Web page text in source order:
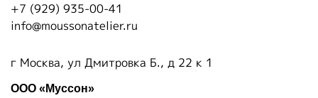
+7 (929) 935-00-41
info@moussonatelier.ru
г Москва, ул Дмитровка Б., д 22 к 1
ООО «Муссон»